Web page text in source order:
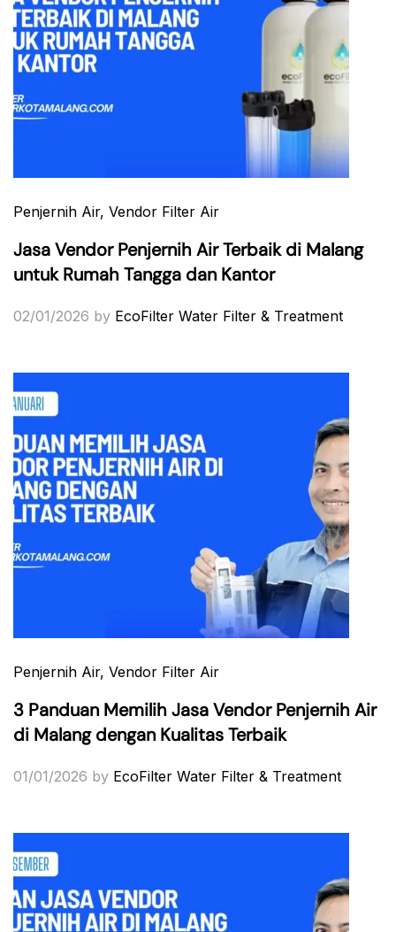
Penjernih Air, Vendor Filter Air
Jasa Vendor Penjernih Air Terbaik di Malang
untuk Rumah Tangga dan Kantor
02/01/2026 by EcoFilter Water Filter & Treatment
Penjernih Air, Vendor Filter Air
3 Panduan Memilih Jasa Vendor Penjernih Air
di Malang dengan Kualitas Terbaik
01/01/2026 by EcoFilter Water Filter & Treatment